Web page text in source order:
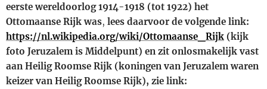
eerste wereldoorlog 1914-1918 (tot 1922) het
Ottomaanse Rijk was, lees daarvoor de volgende link:
https://nl.wikipedia.org/wiki/Ottomaanse_Rijk (kijk
foto Jeruzalem is Middelpunt) en zit onlosmakelijk vast
aan Heilig Roomse Rijk (koningen van Jeruzalem waren
keizer van Heilig Roomse Rijk), zie link: